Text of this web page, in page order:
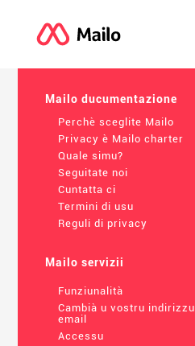
Mailo ducumentazione
Perchè sceglite Mailo
Privacy è Mailo charter
Quale simu?
Seguitate noi
Cuntatta ci
Termini di usu
Reguli di privacy
Mailo servizii
Funziunalità
Cambià u vostru indirizzu
email
Accessu